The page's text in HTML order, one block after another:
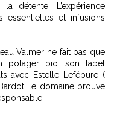
détente. L’expérience
essentielles et infusions
Valmer ne fait pas que
potager bio, son label
avec Estelle Lefébure (
le domaine prouve